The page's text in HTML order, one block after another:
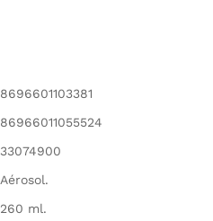
8696601103381
86966011055524
33074900
Aérosol.
260 ml.